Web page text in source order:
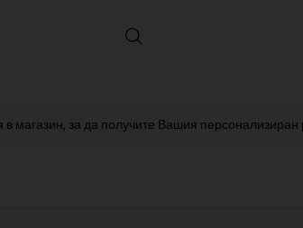
Master Mosturizing Minis
в магазин, за да получите Вашия персонализиран